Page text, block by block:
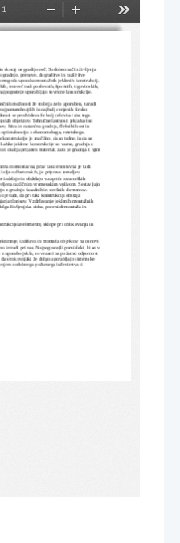
Pomanjšaj
skoraj ne gradijo več. Sodoben način življenja
gradnjo, prenove, dograditve in razširitve
uporaba montažnih jeklenih konstrukcij.
temveč tudi poslovnih, športnih, trgovinskih,
uporabljajo tovrstne konstrukcije.
možnosti že stoletja zelo uporaben, zaradi
in najbolj cenjenih široko
se predvideva še bolj celovita raba tega
objektov. Tehnične lastnosti jekla kot so
hitra in natančna gradnja, fleksibilnost in
z ekonomskega, estetskega,
konstrukcije je značilno, da so trdne, in da se
jeklene konstrukcije so varne, gradnja z
in okolju prijazen material, zato je gradnja z njim
in enostavna, prav tako enostavna je tudi
od betonskih, je priprava temeljev
izdelajo in obdelajo v zaprtih tovarniških
različnim vremenskim vplivom. Sestavljajo
z gradnjo fasadnih in strešnih elementov.
je tudi, da pri taki konstrukciji obstaja
tlorisov. Vzdrževanje jeklenih montažnih
življenjska doba, poceni demontaža in
elemente, sklope pri oblikovanju in
izdelava in montaža objektov na osnovi
in tudi pri nas. Najpogostejši pomisleki, ki se v
uporabo jekla, so vezani na požarno odpornost
strokovnjaki že dolgo uporabljajo sistemske
sodobnega požarnega inženirstva ti